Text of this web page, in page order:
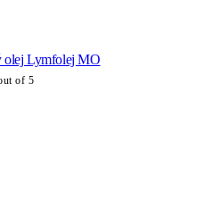
olej Lymfolej MO
of 5